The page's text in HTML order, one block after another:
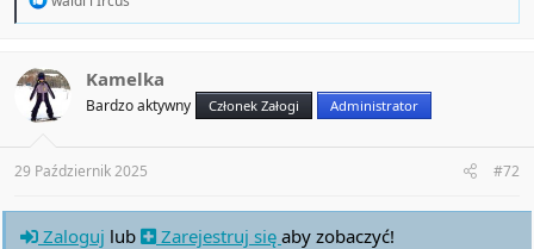
t
i
o
s
:
Kamelka
Bardzo aktywny Członek Załogi Administrator
29 Październik 2025 #72
Zaloguj lub Zarejestruj się aby zobaczyć!